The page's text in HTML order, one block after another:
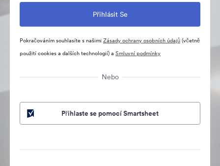
Pokračováním souhlasíte s našimi Zásady ochrany osobních údajů(včetně
použití cookies a dalších technologií) a Smluvní podmínky
Nebo
Přihlaste se pomocí Smartsheet